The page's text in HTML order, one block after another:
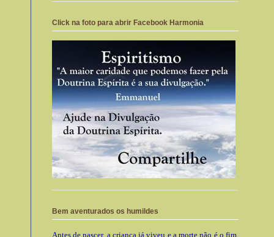
Click na foto para abrir Facebook Harmonia
Bem aventurados os humildes
Antes de nascer, a criança já viveu e a morte não é o fim.